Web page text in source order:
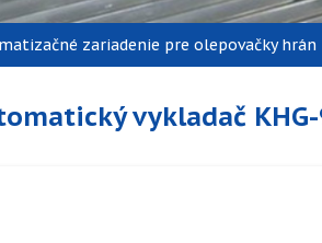
zariadenie pre olepovačky hrán
vykladač